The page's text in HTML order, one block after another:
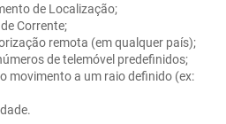
de Localização;
Corrente;
remota (em qualquer país);
de telemóvel predefinidos;
movimento a um raio definido (ex: